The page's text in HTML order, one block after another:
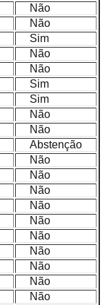
Não
Não
Sim
Não
Não
Sim
Sim
Não
Não
Abstenção
Não
Não
Não
Não
Não
Não
Não
Não
Não
Não